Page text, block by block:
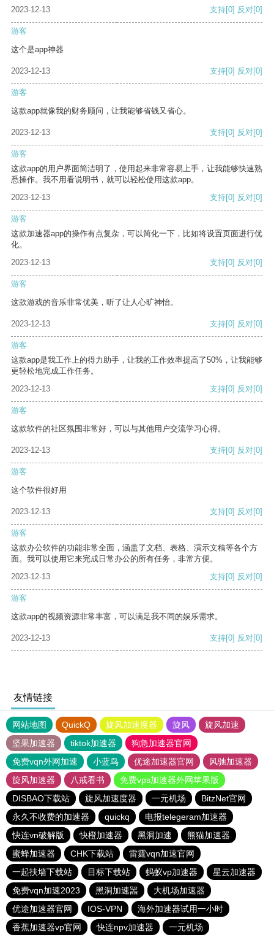
2023-12-13
支持[0] 反对[0]
游客
这个是app神器
2023-12-13 支持[0] 反对[0]
游客
这款app就像我的财务顾问，让我能够省钱又省心。
2023-12-13 支持[0] 反对[0]
游客
这款app的用户界面简洁明了，使用起来非常容易上手，让我能够快速熟
悉操作。我不用看说明书，就可以轻松使用这款app。
2023-12-13
支持[0] 反对[0]
游客
这款加速器app的操作有点复杂，可以简化一下，比如将设置页面进行优
化。
2023-12-13
支持[0] 反对[0]
游客
这款游戏的音乐非常优美，听了让人心旷神怡。
2023-12-13 支持[0] 反对[0]
游客
这款app是我工作上的得力助手，让我的工作效率提高了50%，让我能够
更轻松地完成工作任务。
2023-12-13
支持[0] 反对[0]
游客
这款软件的社区氛围非常好，可以与其他用户交流学习心得。
2023-12-13 支持[0] 反对[0]
游客
这个软件很好用
2023-12-13 支持[0] 反对[0]
游客
这款办公软件的功能非常全面，涵盖了文档、表格、演示文稿等各个方
面。我可以使用它来完成日常办公的所有任务，非常方便。
2023-12-13
支持[0] 反对[0]
游客
这款app的视频资源非常丰富，可以满足我不同的娱乐需求。
2023-12-13 支持[0] 反对[0]
友情链接
网站地图 QuickQ 旋风加速度器 旋风
旋风加速
坚果加速器
tiktok加速器
狗急加速器官网
免费vqn外网加速
小蓝鸟 优途加速器官网
风驰加速器
旋风加速器
八戒看书
免费vps加速器外网苹果版
DISBAO下载站
旋风加速度器 一元机场
BitzNet官网
永久不收费的加速器
quickq
电报telegeram加速器
快连vn破解版
快橙加速器 黑洞加速
熊猫加速器
蜜蜂加速器
CHK下载站
雷霆vqn加速官网
一起扶墙下载站
目标下载站 蚂蚁vp加速器
星云加速器
免费vqn加速2023
黑洞加速噐
大机场加速器
优途加速器官网
IOS-VPN
海外加速器试用一小时
香蕉加速器vp官网
快连npv加速器 一元机场